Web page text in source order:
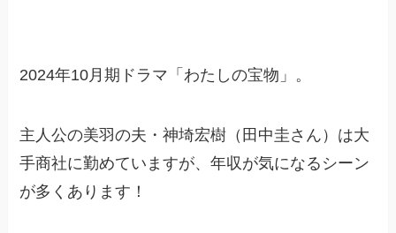
2024年10月期ドラマ「わたしの宝物」。
主人公の美羽の夫・神埼宏樹（田中圭さん）は大
手商社に勤めていますが、年収が気になるシーン
が多くあります！